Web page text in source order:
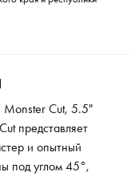
Cut, 5.5"
представляет
и опытный
под углом 45°,